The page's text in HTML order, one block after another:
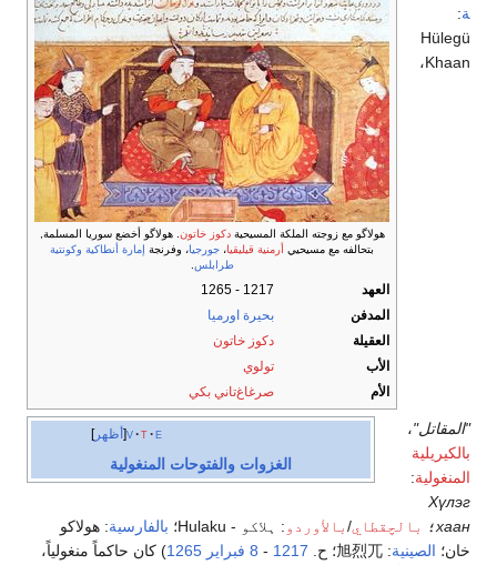
هولاگو مع زوجته الملكة المسيحيةدكوز خاتون . هولاگو أخضع سوريا المسلمة,
بتحالفه مع مسيحيي أرمنية قيليقيا، جورجيا، وفرنجة إمارة أنطاكية وكونتية
طرابلس
العهد
1217 - 1265
المدفن
بحيرة اورميا
العقيلة
دكوز خاتون
الأب
تولوي
الأم
صرغاغ‌تاني بكي
أظهر v t e
الغزوات والفتوحات المنغولية
ة:
Hülegü
Khaan،
"المقاتل"،
بالكيريلية
المنغولية:
Хүлэг
хаан؛ بالچقطاي/بالأوردو : ہلاکو - Hulaku؛ بالفارسية: هولاكو
خان؛ الصينية:
旭烈兀؛ ح. 1217
- 8 فبراير 1265) كان حاكماً منغولياً،